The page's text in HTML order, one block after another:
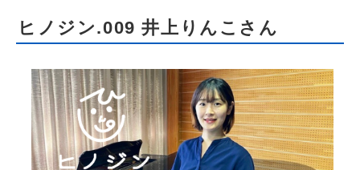
ヒノジン.009 井上りんこさん